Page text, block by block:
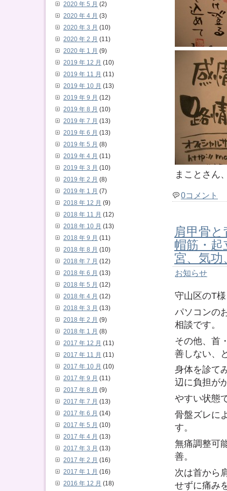
まことさん
0コメント
肩甲骨
帽筋・
宮、気功
お知らせ
守山区のT
パソコンの
相談です。
その他、首
善しない、
身体を診て
辺に負担が
やすい状態
骨盤ズレに
す。
無痛調整可
善。
次は首から
せずに痛み
2020 年 5 月 (2)
2020 年 4 月 (3)
2020 年 3 月 (10)
2020 年 2 月 (11)
2020 年 1 月 (9)
2019 年 12 月 (10)
2019 年 11 月 (11)
2019 年 10 月 (13)
2019 年 9 月 (12)
2019 年 8 月 (10)
2019 年 7 月 (13)
2019 年 6 月 (13)
2019 年 5 月 (8)
2019 年 4 月 (11)
2019 年 3 月 (10)
2019 年 2 月 (8)
2019 年 1 月 (7)
2018 年 12 月 (9)
2018 年 11 月 (12)
2018 年 10 月 (13)
2018 年 9 月 (11)
2018 年 8 月 (10)
2018 年 7 月 (12)
2018 年 6 月 (13)
2018 年 5 月 (12)
2018 年 4 月 (12)
2018 年 3 月 (13)
2018 年 2 月 (9)
2018 年 1 月 (8)
2017 年 12 月 (11)
2017 年 11 月 (11)
2017 年 10 月 (10)
2017 年 9 月 (11)
2017 年 8 月 (9)
2017 年 7 月 (13)
2017 年 6 月 (14)
2017 年 5 月 (10)
2017 年 4 月 (13)
2017 年 3 月 (13)
2017 年 2 月 (16)
2017 年 1 月 (16)
2016 年 12 月 (18)